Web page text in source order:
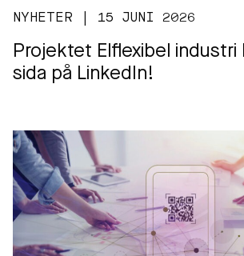
NYHETER | 15 JUNI 2026
Projektet Elflexibel industri
sida på LinkedIn!